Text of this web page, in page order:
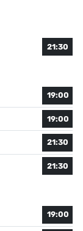
21:30
19:00
19:00
21:30
21:30
19:00